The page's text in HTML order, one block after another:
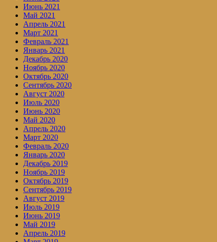
Июнь 2021
Май 2021
Апрель 2021
Март 2021
Февраль 2021
Январь 2021
Декабрь 2020
Ноябрь 2020
Октябрь 2020
Сентябрь 2020
Август 2020
Июль 2020
Июнь 2020
Май 2020
Апрель 2020
Март 2020
Февраль 2020
Январь 2020
Декабрь 2019
Ноябрь 2019
Октябрь 2019
Сентябрь 2019
Август 2019
Июль 2019
Июнь 2019
Май 2019
Апрель 2019